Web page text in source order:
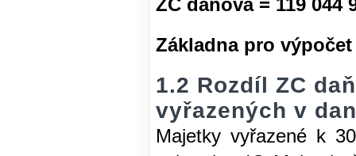
ZC daňová = 119 044
Základna pro výpočet
1.2 Rozdíl ZC
vyřazených v
Majetky vyřazené k